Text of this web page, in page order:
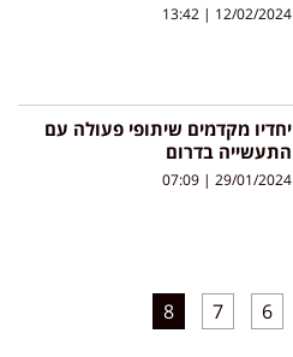
12/02/2024
יחדיו מקדמים שיתופי פעולה עם
התעשייה בדרום
29/01/2024
6
7
8